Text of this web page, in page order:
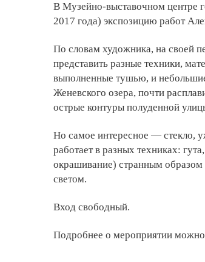
В Музейно-выставочном центре
2017 года) экспозицию работ
По словам художника, на своей
представить разные техники,
выполненные тушью, и
Женевского озера, почти
острые контуры полуденной
Но самое интересное — стекло,
работает в разных техниках:
окрашивание) странным
светом.
Вход свободный.
Подробнее о мероприятии можно